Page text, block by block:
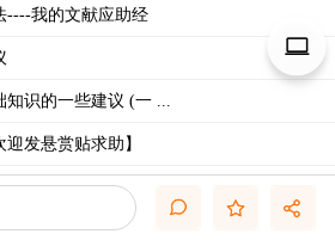
----我的文献应助经
识的一些建议 (一 ...
迎发悬赏贴求助】
」全流程自动化：从 ...